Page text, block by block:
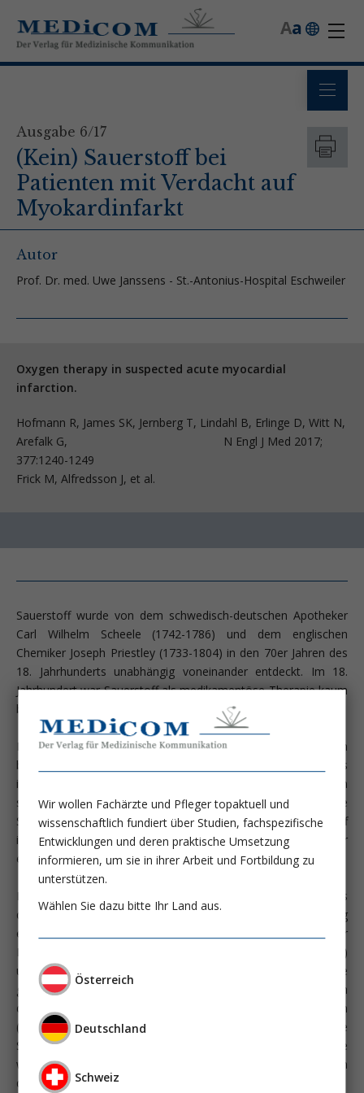
a
A
Ausgabe 6/17
(Kein) Sauerstoff bei
Patienten mit Verdacht auf
Myokardinfarkt
Autor
Prof. Dr. med. Uwe Janssens - St.-Antonius-Hospital Eschweiler
Oxygen therapy in suspected acute myocardial
infarction.
Hofmann R, James SK, Jernberg T, Lindahl B, Erlinge D, Witt N,
Arefalk G, N Engl J Med 2017;
377:1240-1249
Frick M, Alfredsson J, et al.
Sauerstoff wurde von dem schwedisch-deutschen Apotheker
Carl Wilhelm Scheele (1742-1786) und dem englischen
Chemiker Joseph Priestley (1733-1804) in den 70er Jahren des
18. Jahrhunderts unabhängig voneinander entdeckt. Im 18.
Jahrhundert war Sauerstoff als medikamentöse Therapie kaum
bekannt und eher mit Mystik und Scharlatanerie verbunden.
Berichte von Sauerstoffbehandlungen bei Menschen
beschreiben eine belebende und euphorisierende Wirkung. Bis
ins 19. Jahrhundert musste der Sauerstoff von den Anwendern
selbst hergestellt werden, zumal eine längerfristige
Speicherung nicht möglich war. Die Speicherung von Sauerstoff
in Gaszylindern, initial aus Kupfer und später aus Stahl, war
erst 1868 nach Entwicklung der Druckgastechnik möglich.
Es dauerte bis ins zweite Jahrzehnt des 20. Jahrhunderts, bis
der Durchbruch bei der klinisch-therapeutischen Anwendung
erzielt werden konnte. Vor allem durch die Entwicklung der
Druckgas-Ventiltechnologie durch Heinrich Dräger (1847-1917)
und Sohn, Dr. Bernhard Dräger (1870-1928), wurden die
grundlegenden Voraussetzungen geschaffen, verlässlich
dosierbare Mengen an Inhalationsgasen zu applizieren
(Koehler N; Pneumologie 2011; 65:736). In der Folge wurde
Sauerstoff mit breiter Indikation eingesetzt und ist heute
wahrscheinlich das am häufigsten verordnete Medikament in
der Medizin (Grensemann J; Intensiv-News 5/2016).
Wir wollen Fachärzte und Pfleger topaktuell und
wissenschaftlich fundiert über Studien, fachspezifische
Entwicklungen und deren praktische Umsetzung
informieren, um sie in ihrer Arbeit und Fortbildung zu
unterstützen.
Wählen Sie dazu bitte Ihr Land aus.
Österreich
Deutschland
Schweiz